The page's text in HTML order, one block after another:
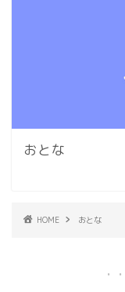
おとな
HOME おとな